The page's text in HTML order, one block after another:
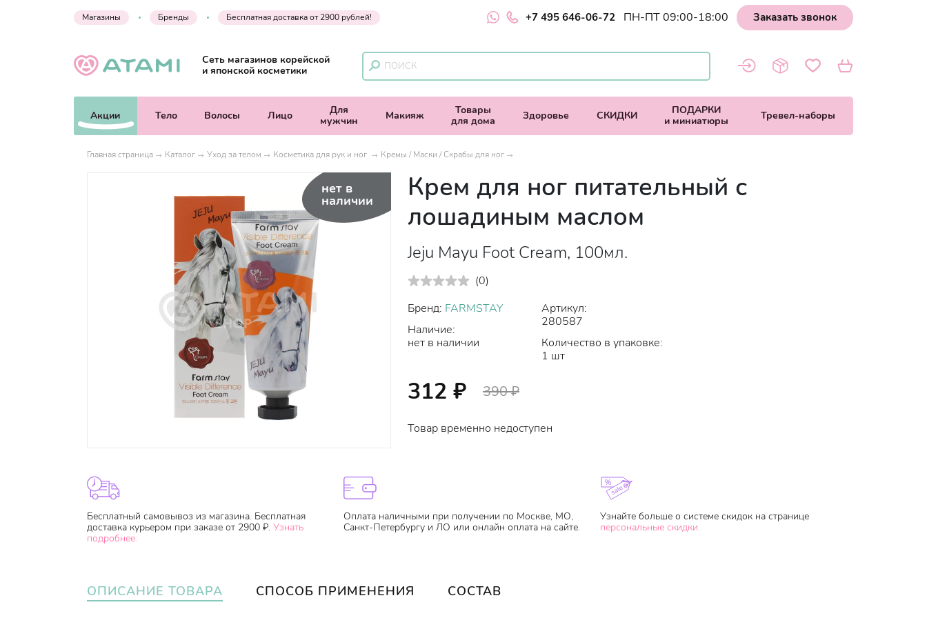
Магазины Бренды Бесплатная доставка от 2900 рублей! +7 495 646-06-72 ПН-ПТ 09:00-18:00 Заказать звонок
Сеть магазинов корейской
и японской косметики
Акции Тело Волосы Лицо
Для
мужчин
Макияж
Товары
для дома
Здоровье СКИДКИ
ПОДАРКИ
и миниатюры
Тревел-наборы
Главная страница Каталог Уход за телом Косметика для рук и ног Кремы / Маски / Скрабы для ног
нет в
наличии
Крем для ног питательный с
лошадиным маслом
Jeju Mayu Foot Cream, 100мл.
(0)
Бренд: FARMSTAY
Наличие:
нет в наличии
Артикул:
280587
Количество в упаковке:
1 шт
312 ₽ 390₽
Товар временно недоступен
Бесплатный самовывоз из магазина. Бесплатная
доставка курьером при заказе от 2900 ₽. Узнать
подробнее.
Оплата наличными при получении по Москве, МО,
Санкт-Петербургу и ЛО или онлайн оплата на сайте.
Узнайте больше о системе скидок на странице
персональные скидки.
ОПИСАНИЕ ТОВАРА СПОСОБ ПРИМЕНЕНИЯ СОСТАВ